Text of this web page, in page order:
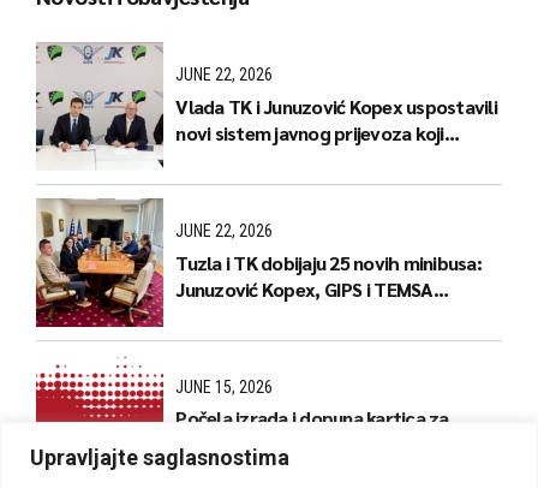
Upravljajte saglasnostima
JUNE 22, 2026
Vlada TK i Junuzović Kopex uspostavili
novi sistem javnog prijevoza koji
JUNE 22, 2026
Tuzla i TK dobijaju 25 novih minibusa:
Junuzović Kopex, GIPS i TEMSA
JUNE 15, 2026
Počela izrada i dopuna kartica za
kantonalne linije